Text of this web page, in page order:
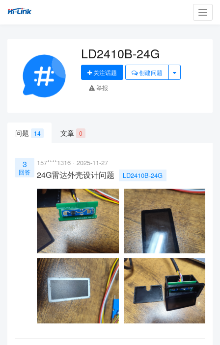
LD2410B-24G
关注话题
创建问题
举报
问题 14 文章 0
3
回答
157****1316 2025-11-27
24G雷达外壳设计问题 LD2410B-24G